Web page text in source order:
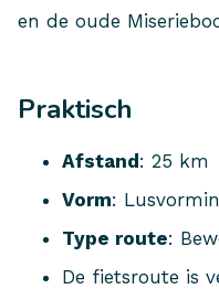
en de oude
Praktisch
Afstand : 25 km
Vorm:
Type route:
De fietsroute is